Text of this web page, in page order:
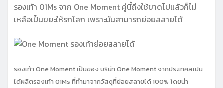
รองเท้า 01Ms จาก One Moment คู่นี้ถึงใช้ขาดไปแล้วก็ไม่
เหลือเป็นขยะให้รกโลก เพราะมันสามารถย่อยสลายได้
รองเท้า One Moment เป็นของ บริษัท One Moment จากประเทศสเปน
ได้ผลิตรองเท้า 01Ms ที่ทำมาจากวัสดุที่ย่อยสลายได้ 100% โดยนำ